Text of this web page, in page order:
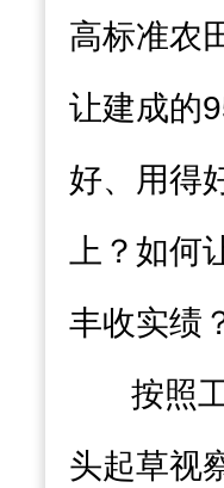
高标准农
让建成的
好、用得
上？如何
丰收实绩
按照
头起草视